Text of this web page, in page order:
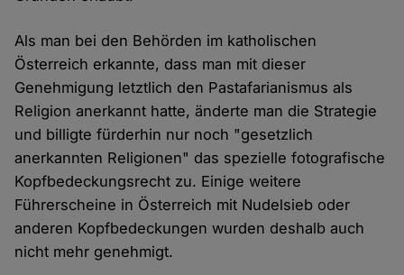
Als man bei den Behörden im katholischen
Österreich erkannte, dass man mit dieser
Genehmigung letztlich den Pastafarianismus als
Religion anerkannt hatte, änderte man die Strategie
und billigte fürderhin nur noch "gesetzlich
anerkannten Religionen" das spezielle fotografische
Kopfbedeckungsrecht zu. Einige weitere
Führerscheine in Österreich mit Nudelsieb oder
anderen Kopfbedeckungen wurden deshalb auch
nicht mehr genehmigt.